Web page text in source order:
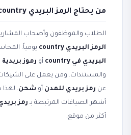
من يحتاج الرمز البريدي country والرمز البريدي؟
الطلاب والموظفون وأصحاب
الرمز البريدي country
يومياً.
البريدي في country
أو رموز بريدية
والمستندات. ومن يعمل على الشيكات
عن رمز بريدي للمدن أو شحن.
أشهر الصياغات المرتبطة بـ رمز
أكثر من موقع.